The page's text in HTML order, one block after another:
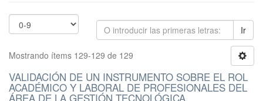
Ir
Mostrando ítems 129-129 de 129
VALIDACIÓN DE UN INSTRUMENTO SOBRE EL ROL
ACADÉMICO Y LABORAL DE PROFESIONALES DEL
ÁREA DE LA GESTIÓN TECNOLÓGICA.